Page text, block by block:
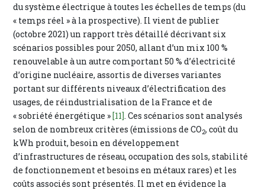
du système électrique à toutes les échelles de temps (du
« temps réel » à la prospective). Il vient de publier
(octobre 2021) un rapport très détaillé décrivant six
scénarios possibles pour 2050, allant d’un mix 100 %
renouvelable à un autre comportant 50 % d’électricité
d’origine nucléaire, assortis de diverses variantes
portant sur différents niveaux d’électrification des
usages, de réindustrialisation de la France et de
« sobriété énergétique »[11]. Ces scénarios sont analysés
selon de nombreux critères (émissions de CO2, coût du
kWh produit, besoin en développement
d’infrastructures de réseau, occupation des sols, stabilité
de fonctionnement et besoins en métaux rares) et les
coûts associés sont présentés. Il met en évidence la